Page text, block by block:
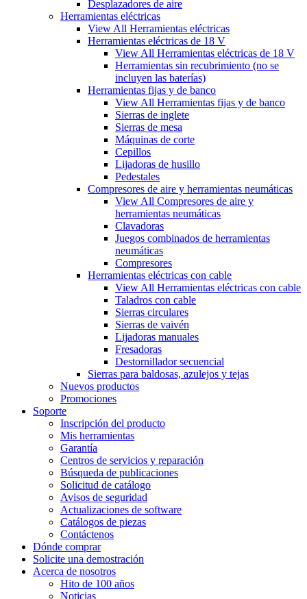
Desplazadores de aire
Herramientas eléctricas
View All Herramientas eléctricas
Herramientas eléctricas de 18 V
View All Herramientas eléctricas de 18 V
Herramientas sin recubrimiento (no se
incluyen las baterías)
Herramientas fijas y de banco
View All Herramientas fijas y de banco
Sierras de inglete
Sierras de mesa
Máquinas de corte
Cepillos
Lijadoras de husillo
Pedestales
Compresores de aire y herramientas neumáticas
View All Compresores de aire y
herramientas neumáticas
Clavadoras
Juegos combinados de herramientas
neumáticas
Compresores
Herramientas eléctricas con cable
View All Herramientas eléctricas con cable
Taladros con cable
Sierras circulares
Sierras de vaivén
Lijadoras manuales
Fresadoras
Destornillador secuencial
Sierras para baldosas, azulejos y tejas
Nuevos productos
Promociones
Soporte
Inscripción del producto
Mis herramientas
Garantía
Centros de servicios y reparación
Búsqueda de publicaciones
Solicitud de catálogo
Avisos de seguridad
Actualizaciones de software
Catálogos de piezas
Contáctenos
Dónde comprar
Solicite una demostración
Acerca de nosotros
Hito de 100 años
Noticias